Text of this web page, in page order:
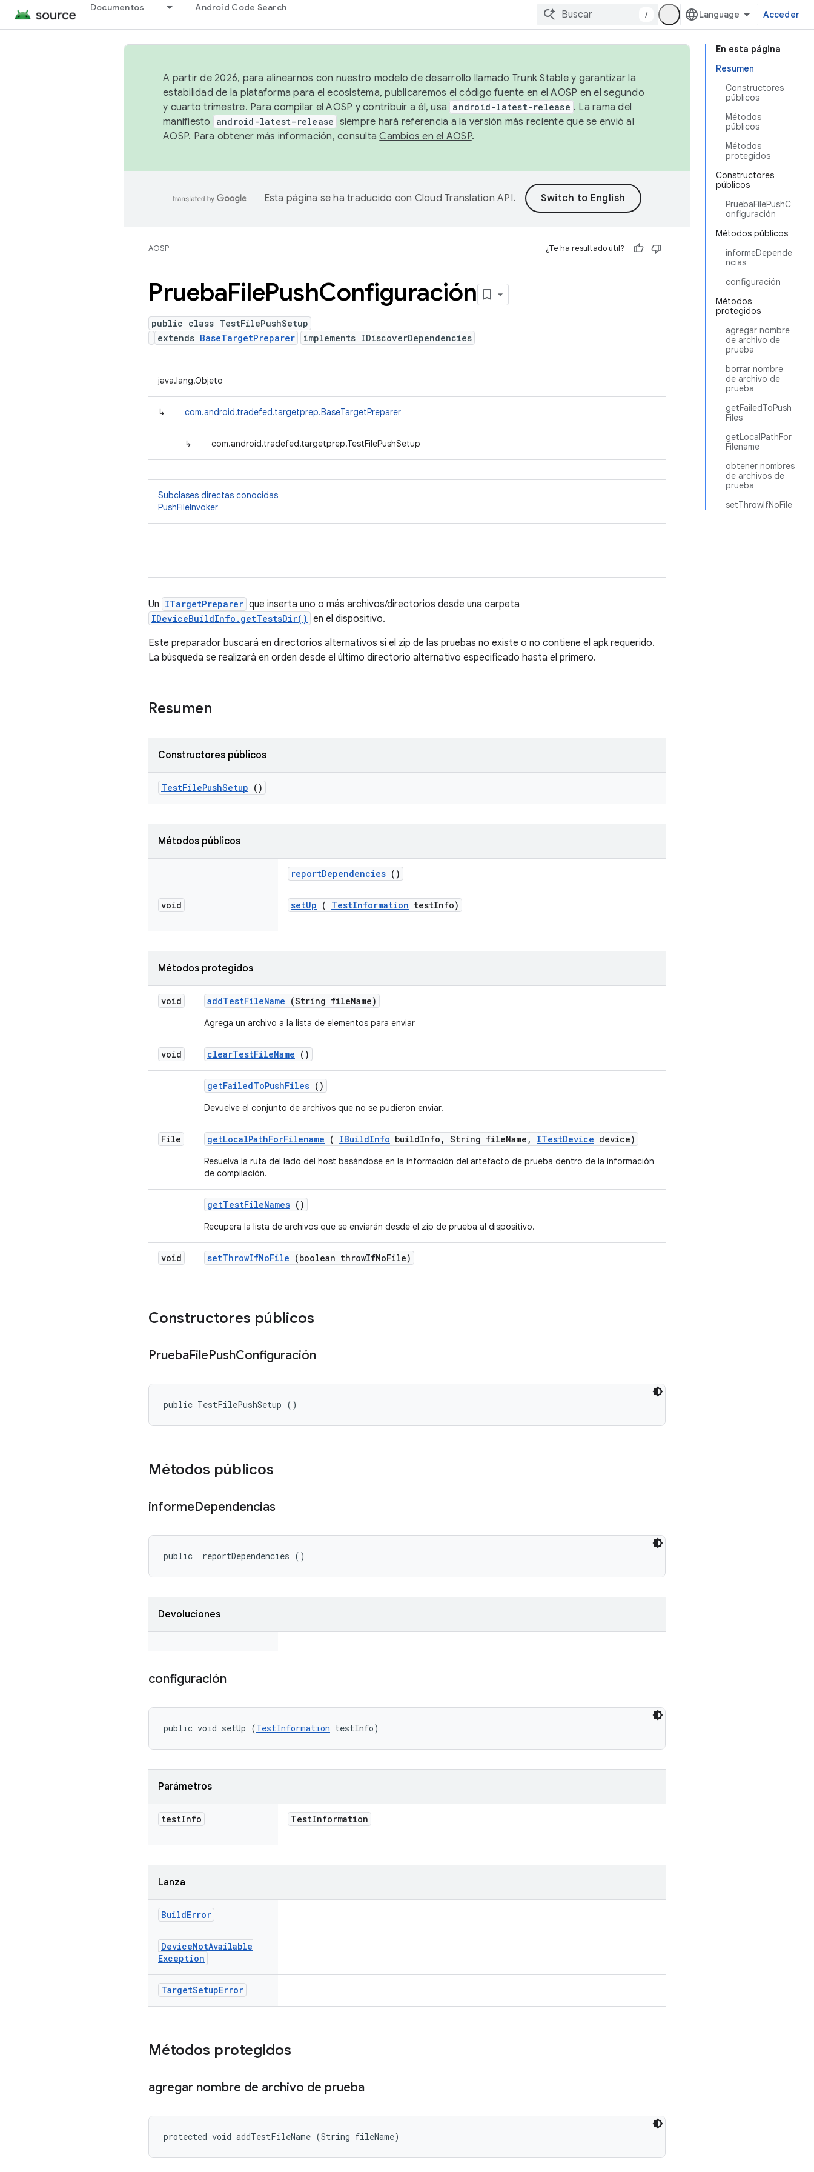
Documentos Android Code Search
/ Acceder
En esta página
Resumen
Constructores
públicos
Métodos
públicos
Métodos
protegidos
Constructores
públicos
PruebaFilePushC
onfiguración
Métodos públicos
informeDepende
ncias
configuración
Métodos
protegidos
agregar nombre
de archivo de
prueba
borrar nombre
de archivo de
prueba
getFailedToPush
Files
getLocalPathFor
Filename
obtener nombres
de archivos de
prueba
setThrowIfNoFile
A partir de 2026, para alinearnos con nuestro modelo de desarrollo llamado Trunk Stable y garantizar la
estabilidad de la plataforma para el ecosistema, publicaremos el código fuente en el AOSP en el segundo
y cuarto trimestre. Para compilar el AOSP y contribuir a él, usa android-latest-release . La rama del
manifiesto
android-latest-release siempre hará referencia a la versión más reciente que se envió al
AOSP. Para obtener más información, consultaCambios en el AOSP.
Esta página se ha traducido con Cloud Translation API.
AOSP ¿Te ha resultado útil?
PruebaFilePushConfiguración
public class TestFilePushSetup
extends BaseTargetPreparer implements IDiscoverDependencies
java.lang.Objeto
↳ com.android.tradefed.targetprep.BaseTargetPreparer
↳ com.android.tradefed.targetprep.TestFilePushSetup
Subclases directas conocidas
PushFileInvoker
Un ITargetPreparer que inserta uno o más archivos/directorios desde una carpeta
IDeviceBuildInfo.getTestsDir() en el dispositivo.
Este preparador buscará en directorios alternativos si el zip de las pruebas no existe o no contiene el apk requerido.
La búsqueda se realizará en orden desde el último directorio alternativo especificado hasta el primero.
Resumen
Constructores públicos
TestFilePushSetup ()
Métodos públicos
reportDependencies ()
void setUp ( TestInformation testInfo)
Métodos protegidos
void addTestFileName (String fileName)
Agrega un archivo a la lista de elementos para enviar
void clearTestFileName ()
getFailedToPushFiles ()
Devuelve el conjunto de archivos que no se pudieron enviar.
File getLocalPathForFilename ( IBuildInfo buildInfo , String fileName , ITestDevice device)
Resuelva la ruta del lado del host basándose en la información del artefacto de prueba dentro de la información
de compilación.
getTestFileNames ()
Recupera la lista de archivos que se enviarán desde el zip de prueba al dispositivo.
void setThrowIfNoFile (boolean throwIfNoFile)
Constructores públicos
PruebaFilePushConfiguración
public TestFilePushSetup ()
Métodos públicos
informeDependencias
public reportDependencies ()
Devoluciones
configuración
public void setUp (TestInformation testInfo)
Parámetros
testInfo TestInformation
Lanza
BuildError
DeviceNotAvailable
Exception
TargetSetupError
Métodos protegidos
agregar nombre de archivo de prueba
protected void addTestFileName (String fileName)